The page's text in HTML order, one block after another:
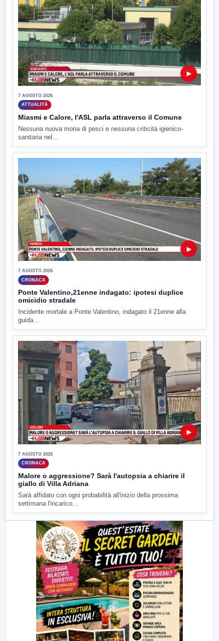
▶
7 AGOSTO 2026
ATTUALITÀ
Miasmi e Calore, l'ASL parla attraverso il Comune
Nessuna nuova moria di pesci e nessuna criticità igienico-
sanitaria nel...
▶
7 AGOSTO 2026
CRONACA
Ponte Valentino,21enne indagato: ipotesi duplice
omicidio stradale
Incidente mortale a Ponte Valentino, indagato il 21enne alla
guida...
▶
7 AGOSTO 2026
CRONACA
Malore o aggressione? Sarà l'autopsia a chiarire il
giallo di Villa Adriana
Sarà affidato con ogni probabilità all'inizio della prossima
settimana l'incarico...